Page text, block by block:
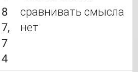
8
7,
7
4
сравнивать смысла
нет